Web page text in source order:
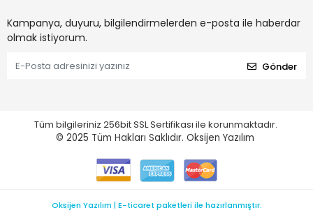
Kampanya, duyuru, bilgilendirmelerden e-posta ile haberdar
olmak istiyorum.
Gönder
Tüm bilgileriniz 256bit SSL Sertifikası ile korunmaktadır.
© 2025 Tüm Hakları Saklıdır. Oksijen Yazılım
Oksijen Yazılım | E-ticaret paketleri ile hazırlanmıştır.